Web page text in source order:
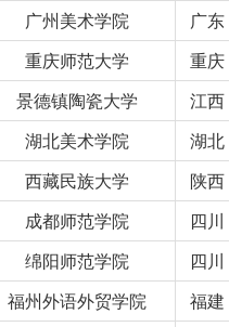
广州美术学院 广东
重庆师范大学 重庆
景德镇陶瓷大学 江西
湖北美术学院 湖北
西藏民族大学 陕西
成都师范学院 四川
绵阳师范学院 四川
福州外语外贸学院 福建